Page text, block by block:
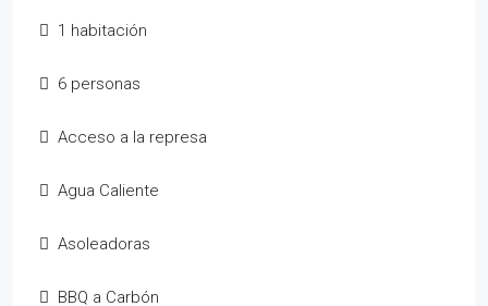
1 habitación
6 personas
Acceso a la represa
Agua Caliente
Asoleadoras
BBQ a Carbón